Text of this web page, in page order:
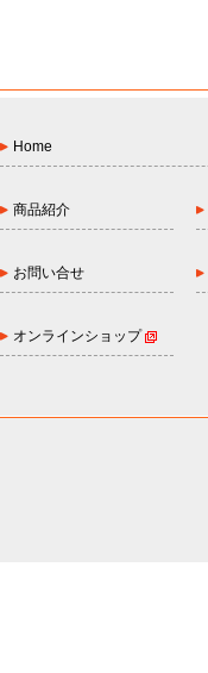
Home
商品紹介
お問い合せ
オンラインショップ